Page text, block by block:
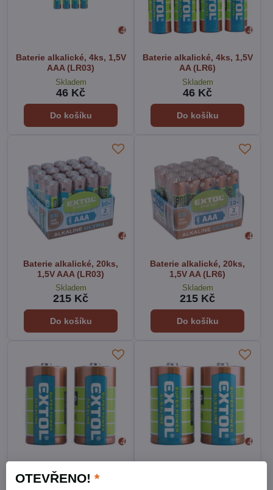
Baterie alkalické, 4ks, 1,5V
AAA (LR03)
Skladem
46 Kč
Do košíku
Baterie alkalické, 4ks, 1,5V
AA (LR6)
Skladem
46 Kč
Do košíku
Baterie alkalické, 20ks,
1,5V AAA (LR03)
Skladem
215 Kč
Do košíku
Baterie alkalické, 20ks,
1,5V AA (LR6)
Skladem
215 Kč
Do košíku
Baterie alkalické, 2ks, 1,5V
C (LR14)
OTEVŘENO! *